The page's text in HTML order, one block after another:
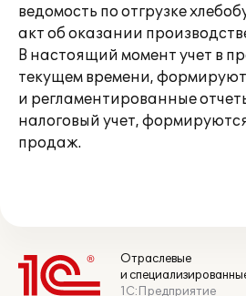
ведомость по отгрузке
акт об оказании
В настоящий момент учет в
текущем времени,
и регламентированные
налоговый учет,
продаж.
Отраслевые
и
1С:Предприятие